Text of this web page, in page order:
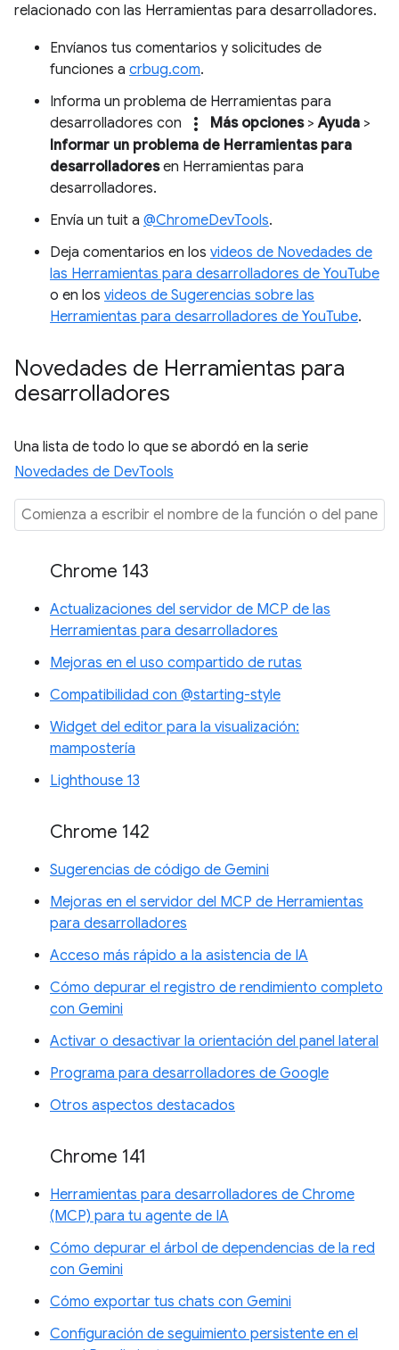
relacionado con las Herramientas para desarrolladores.
Envíanos tus comentarios y solicitudes de
funciones a crbug.com.
Informa un problema de Herramientas para
desarrolladores con
more_vert Más opciones>Ayuda >
Informar un problema de Herramientas para
desarrolladoresen Herramientas para
desarrolladores.
Envía un tuit a @ChromeDevTools.
Deja comentarios en los videos de Novedades de
las Herramientas para desarrolladores de YouTube
o en los videos de Sugerencias sobre las
Herramientas para desarrolladores de YouTube.
Novedades de Herramientas para
desarrolladores
Una lista de todo lo que se abordó en la serie
Novedades de DevTools
Chrome 143
Actualizaciones del servidor de MCP de las
Herramientas para desarrolladores
Mejoras en el uso compartido de rutas
Compatibilidad con @starting-style
Widget del editor para la visualización:
mampostería
Lighthouse 13
Chrome 142
Sugerencias de código de Gemini
Mejoras en el servidor del MCP de Herramientas
para desarrolladores
Acceso más rápido a la asistencia de IA
Cómo depurar el registro de rendimiento completo
con Gemini
Activar o desactivar la orientación del panel lateral
Programa para desarrolladores de Google
Otros aspectos destacados
Chrome 141
Herramientas para desarrolladores de Chrome
(MCP) para tu agente de IA
Cómo depurar el árbol de dependencias de la red
con Gemini
Cómo exportar tus chats con Gemini
Configuración de seguimiento persistente en el